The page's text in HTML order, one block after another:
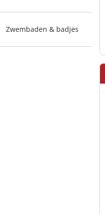
Zwembaden & badjes